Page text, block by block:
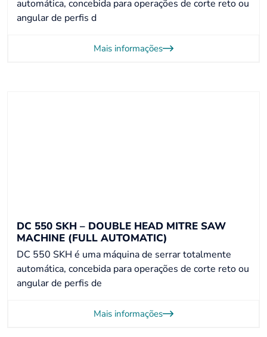
automática, concebida para operações de corte reto ou
angular de perfis d
Mais informações
DC 550 SKH – DOUBLE HEAD MITRE SAW
MACHINE (FULL AUTOMATIC)
DC 550 SKH é uma máquina de serrar totalmente
automática, concebida para operações de corte reto ou
angular de perfis de
Mais informações